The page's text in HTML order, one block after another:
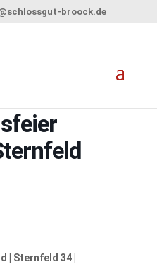
broock.de
| Sternfeld 34 |